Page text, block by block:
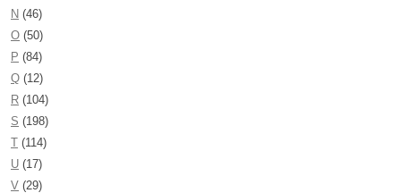
N (46)
O (50)
P (84)
Q (12)
R (104)
S (198)
T (114)
U (17)
V (29)